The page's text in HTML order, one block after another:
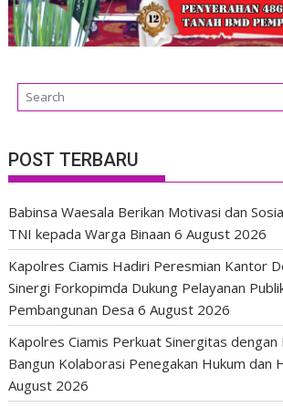
POST TERBARU
Babinsa Waesala Berikan Motivasi dan
TNI kepada Warga Binaan 6 August 2026
Kapolres Ciamis Hadiri Peresmian Kantor
Sinergi Forkopimda Dukung Pelayanan
Pembangunan Desa 6 August 2026
Kapolres Ciamis Perkuat Sinergitas dengan
Bangun Kolaborasi Penegakan Hukum dan
August 2026